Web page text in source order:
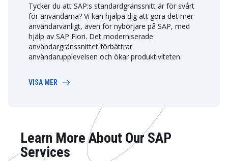
Tycker du att SAP:s standardgränssnitt är för svårt
för användarna? Vi kan hjälpa dig att göra det mer
användarvänligt, även för nybörjare på SAP, med
hjälp av SAP Fiori. Det moderniserade
användargränssnittet förbättrar
användarupplevelsen och ökar produktiviteten.
VISA MER
Learn More About Our SAP
Services